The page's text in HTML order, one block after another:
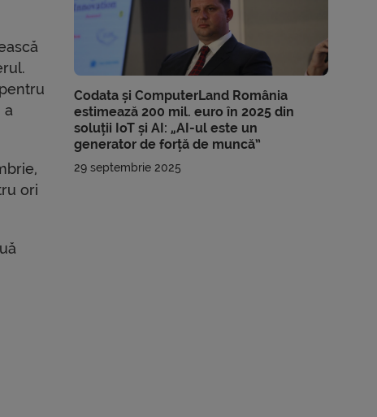
a
ori
Codata și ComputerLand România
estimează 200 mil. euro în 2025 din
soluții IoT și AI: „AI-ul este un
generator de forță de muncă”
29 septembrie 2025